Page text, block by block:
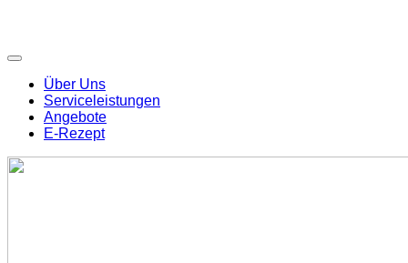
Über Uns
Serviceleistungen
Angebote
E-Rezept